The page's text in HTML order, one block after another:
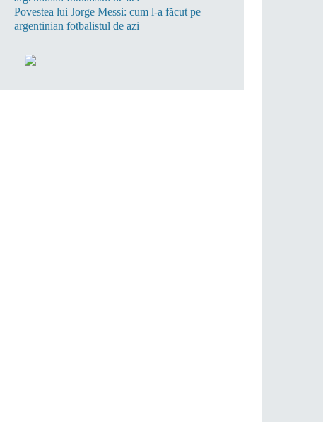
Povestea lui Jorge Messi: cum l-a făcut pe
argentinian fotbalistul de azi